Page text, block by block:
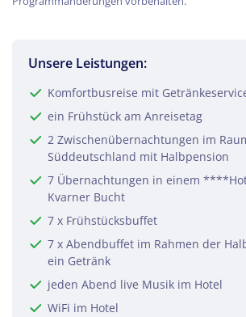
Teile diese Reise
Kvarner Bucht – Istrische
Facebook
Twitter
WhatsApp
Unsere Leistungen:
Komfortbusreise mit
ein Frühstück am Anreisetag
2 Zwischenübernachtungen im
Süddeutschland mit Halbpension
7 Übernachtungen in einem
Kvarner Bucht
7 x Frühstücksbuffet
7 x Abendbuffet im Rahmen der
ein Getränk
jeden Abend live Musik im Hotel
WiFi im Hotel